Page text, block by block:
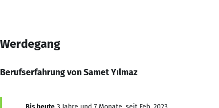
Werdegang
Berufserfahrung von Samet Yılmaz